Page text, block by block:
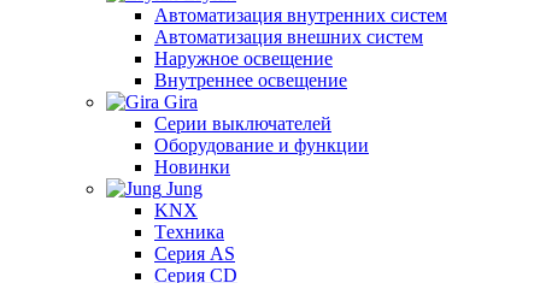
Автоматизация внутренних систем
Автоматизация внешних систем
Наружное освещение
Внутреннее освещение
Gira
Серии выключателей
Оборудование и функции
Новинки
Jung
KNX
Tехника
Серия AS
Серия CD